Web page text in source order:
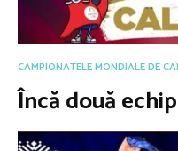
CAMPIONATELE MONDIALE DE
Încă două